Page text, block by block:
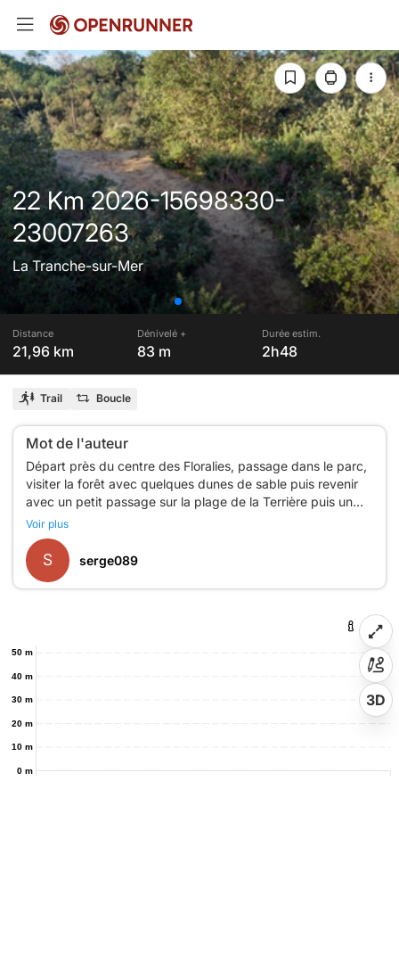
22 Km 2026-15698330-
23007263
La Tranche-sur-Mer
Distance
21,96 km
Dénivelé +
83 m
Durée estim.
2h48
Trail Boucle
Mot de l'auteur
Départ près du centre des Floralies, passage dans le parc,
visiter la forêt avec quelques dunes de sable puis revenir
avec un petit passage sur la plage de la Terrière puis un
Voir plus
S serge089
0 m
10 m
20 m
30 m
40 m
50 m
3D